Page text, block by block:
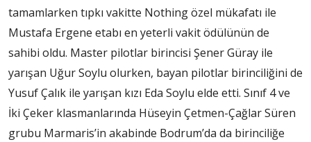
tamamlarken tıpkı vakitte Nothing özel mükafatı ile
Mustafa Ergene etabı en yeterli vakit ödülünün de
sahibi oldu. Master pilotlar birincisi Şener Güray ile
yarışan Uğur Soylu olurken, bayan pilotlar birinciliğini de
Yusuf Çalık ile yarışan kızı Eda Soylu elde etti. Sınıf 4 ve
İki Çeker klasmanlarında Hüseyin Çetmen-Çağlar Süren
grubu Marmaris’in akabinde Bodrum’da da birinciliğe